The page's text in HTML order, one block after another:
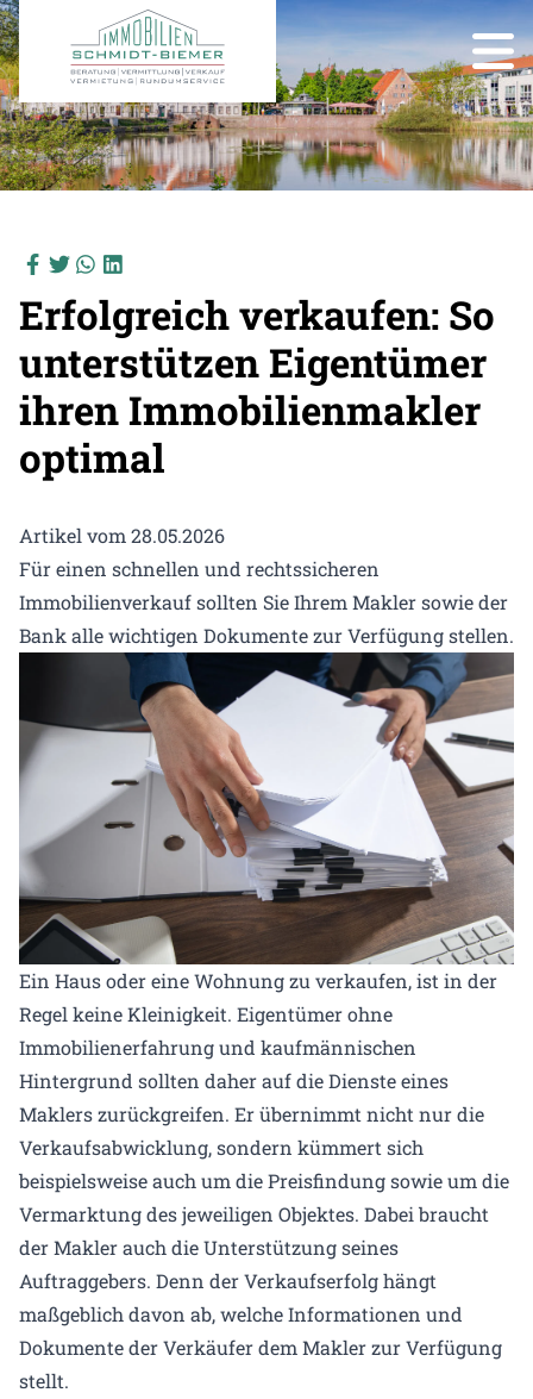
Erfolgreich verkaufen: So
unterstützen Eigentümer
ihren Immobilienmakler
optimal
Artikel vom 28.05.2026
Für einen schnellen und rechtssicheren
Immobilienverkauf sollten Sie Ihrem Makler sowie der
Bank alle wichtigen Dokumente zur Verfügung stellen.
Ein Haus oder eine Wohnung zu verkaufen, ist in der
Regel keine Kleinigkeit. Eigentümer ohne
Immobilienerfahrung und kaufmännischen
Hintergrund sollten daher auf die Dienste eines
Maklers zurückgreifen. Er übernimmt nicht nur die
Verkaufsabwicklung, sondern kümmert sich
beispielsweise auch um die Preisfindung sowie um die
Vermarktung des jeweiligen Objektes. Dabei braucht
der Makler auch die Unterstützung seines
Auftraggebers. Denn der Verkaufserfolg hängt
maßgeblich davon ab, welche Informationen und
Dokumente der Verkäufer dem Makler zur Verfügung
stellt.